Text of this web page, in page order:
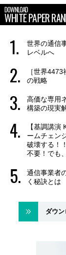
DOWNLOAD
WHITE PAPER
世界の通信
レベルへ
［世界
の戦略
高価な専用
構築の現実
【基調講
ームチェン
破壊する！
不要！でも
通信事業者
く秘訣とは
ダウ